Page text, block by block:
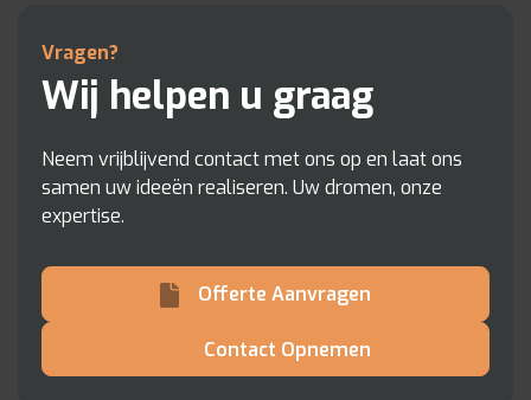
Vragen?
Wij helpen u graag
Neem vrijblijvend contact met ons op en laat ons
samen uw ideeën realiseren. Uw dromen, onze
expertise.
Offerte Aanvragen
Contact Opnemen